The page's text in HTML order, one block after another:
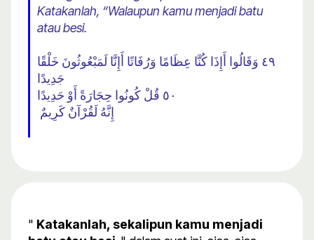
Katakanlah, “Walaupun kamu menjadi batu
atau besi.
٤٩ وَقَالُوا أَإِذَا كُنَّا عِظَامًا وَرُفَاتًا أَإِنَّا لَمَبْعُوثُونَ خَلْقًا
جَدِيدًا
٥٠ قُلْ كُونُوا حِجَارَةً أَوْ حَدِيدًا
إِنَّهُ لَقُرْآنٌ كَرِيمٌ
" Katakanlah, sekalipun kamu menjadi